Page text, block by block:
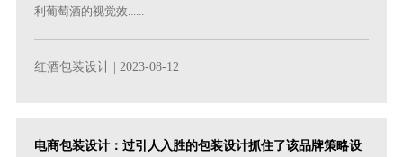
利葡萄酒的视觉效......
红酒包装设计 | 2023-08-12
电商包装设计：过引人入胜的包装设计抓住了该品牌策略设